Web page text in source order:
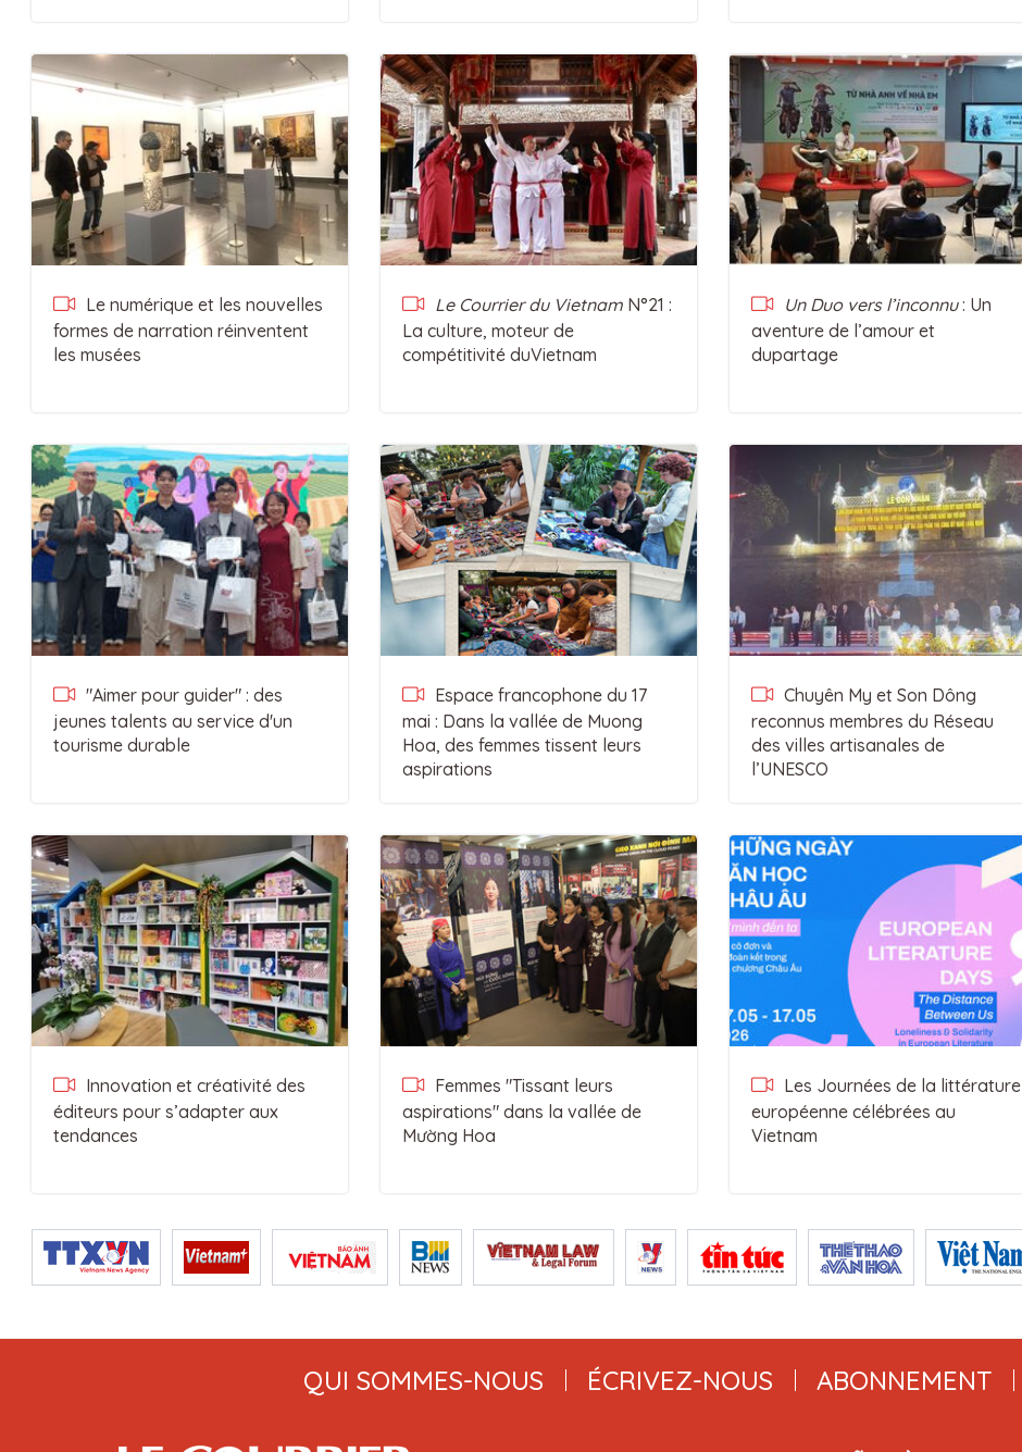
Le numérique et les nouvelles
formes de narration réinventent
les musées
Le Courrier du VietnamN°21 :
La culture, moteur de
compétitivité duVietnam
Un Duo vers l’inconnu: Un
aventure de l’amour et
dupartage
"Aimer pour guider" : des
jeunes talents au service d'un
tourisme durable
Espace francophone du 17
mai : Dans la vallée de Muong
Hoa, des femmes tissent leurs
aspirations
Chuyên My et Son Dông
reconnus membres du Réseau
des villes artisanales de
l’UNESCO
Innovation et créativité des
éditeurs pour s’adapter aux
tendances
Femmes "Tissant leurs
aspirations" dans la vallée de
Mường Hoa
Les Journées de la littérature
européenne célébrées au
Vietnam
QUI SOMMES-NOUS ÉCRIVEZ-NOUS ABONNEMENT